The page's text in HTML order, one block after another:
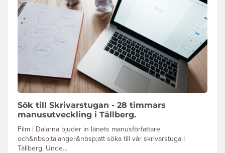
Sök till Skrivarstugan - 28 timmars
manusutveckling i Tällberg.
Film i Dalarna bjuder in länets manusförfattare
och&nbsp;talanger&nbsp;att söka till vår skrivarstuga i
Tällberg. Unde...